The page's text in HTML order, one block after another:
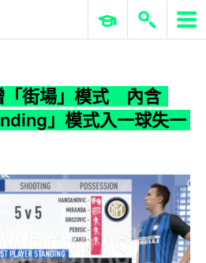
ERP 與商業 AI
「街場」模式 內含
」模式入一球失一